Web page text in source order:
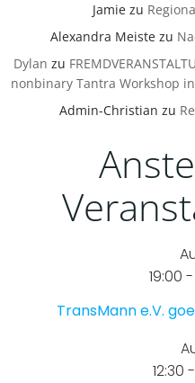
Jamiezu
Alexandra Meiste zu
Dylan zu
nonbinary Tantra Workshop
Admin-Christian zu
19:00 -
TransMann e.V.
12:30 -